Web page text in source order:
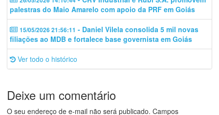
palestras do Maio Amarelo com apoio da PRF em Goiás
15/05/2026 21:56:11 - Daniel Vilela consolida 5 mil novas
filiações ao MDB e fortalece base governista em Goiás
Ver todo o histórico
Deixe um comentário
O seu endereço de e-mail não será publicado. Campos